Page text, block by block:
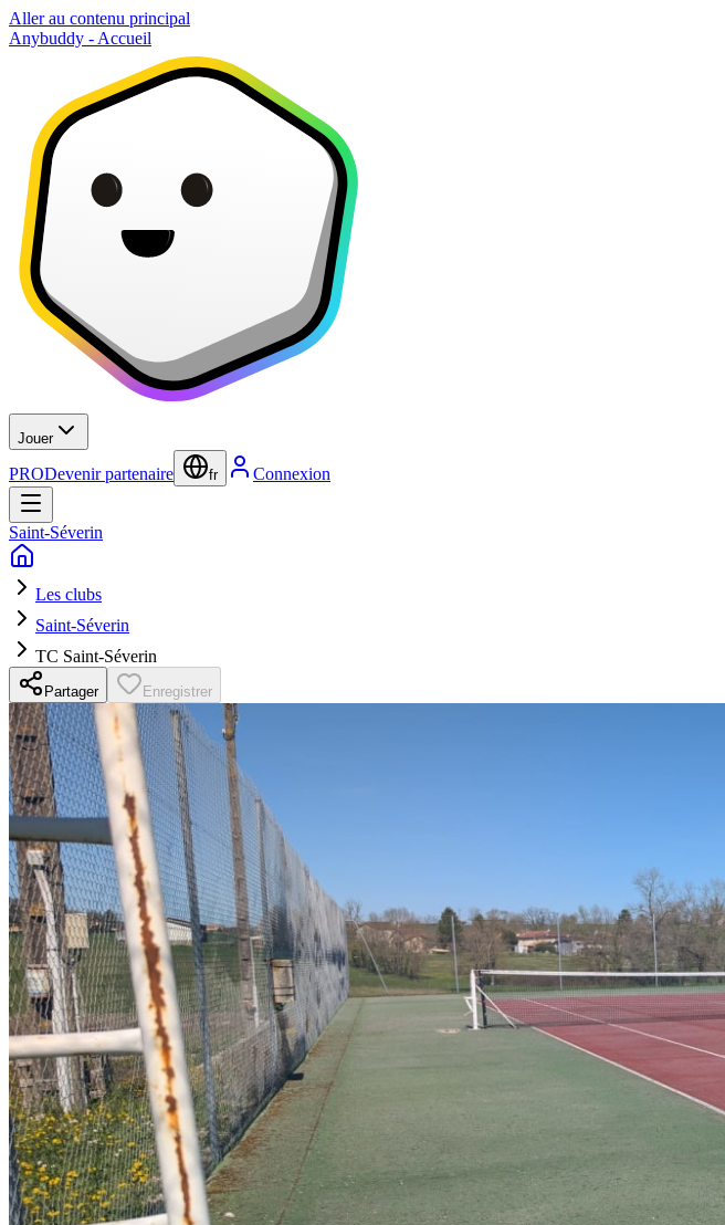
Aller au contenu principal
Anybuddy - Accueil
Jouer
PRODevenir partenaire fr Connexion
Saint-Séverin
Les clubs
Saint-Séverin
TC Saint-Séverin
Partager Enregistrer